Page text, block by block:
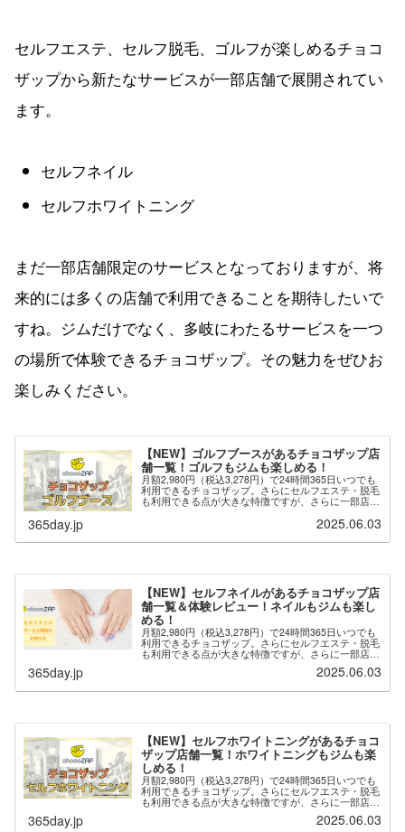
セルフエステ、セルフ脱毛、ゴルフが楽しめるチョコ
ザップから新たなサービスが一部店舗で展開されてい
ます。
セルフネイル
セルフホワイトニング
まだ一部店舗限定のサービスとなっておりますが、将
来的には多くの店舗で利用できることを期待したいで
すね。ジムだけでなく、多岐にわたるサービスを一つ
の場所で体験できるチョコザップ。その魅力をぜひお
楽しみください。
【NEW】ゴルフブースがあるチョコザップ店
舗一覧！ゴルフもジムも楽しめる！
月額2,980円（税込3,278円）で24時間365日いつでも
利用できるチョコザップ。さらにセルフエステ・脱毛
も利用できる点が大きな特徴ですが、さらに一部店舗
365day.jp 2025.06.03
【NEW】セルフネイルがあるチョコザップ店
舗一覧＆体験レビュー！ネイルもジムも楽し
める！
月額2,980円（税込3,278円）で24時間365日いつでも
利用できるチョコザップ。さらにセルフエステ・脱毛
も利用できる点が大きな特徴ですが、さらに一部店舗
365day.jp 2025.06.03
【NEW】セルフホワイトニングがあるチョコ
ザップ店舗一覧！ホワイトニングもジムも楽
しめる！
月額2,980円（税込3,278円）で24時間365日いつでも
利用できるチョコザップ。さらにセルフエステ・脱毛
も利用できる点が大きな特徴ですが、さらに一部店舗
では「セルフホワイトニング」が用意されており、自
分でホワイトニングを楽しむことがで...
365day.jp 2025.06.03